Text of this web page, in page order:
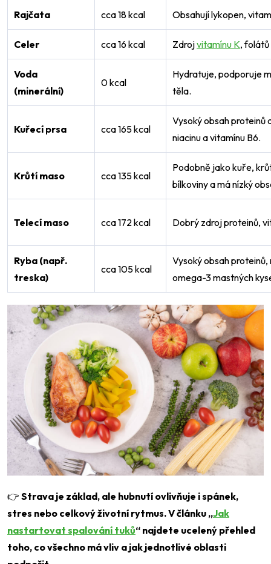
Rajčata cca 18 kcal Obsahují lykopen,
Celer cca 16 kcal Zdrojvitamínu K, folátů
Voda
(minerální)
0 kcal
Hydratuje, podporuje
těla.
Kuřecí prsa cca 165 kcal
Vysoký obsah proteinů
niacinu a vitamínu B6.
Krůtí maso cca 135 kcal
Podobně jako kuře,
bílkoviny a má nízký
Telecí maso cca 172 kcal Dobrý zdroj proteinů,
Ryba (např.
treska)
cca 105 kcal
Vysoký obsah
omega-3 mastných
👉 Strava je základ, ale hubnutí ovlivňuje i spánek,
stres nebo celkový životní rytmus. V článku „Jak
nastartovat spalování tuků“ najdete ucelený přehled
toho, co všechno má vliv a jak jednotlivé oblasti